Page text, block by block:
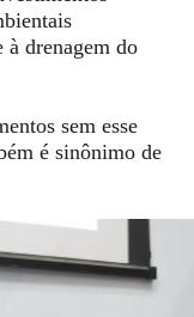
à drenagem do
sem esse
é sinônimo de